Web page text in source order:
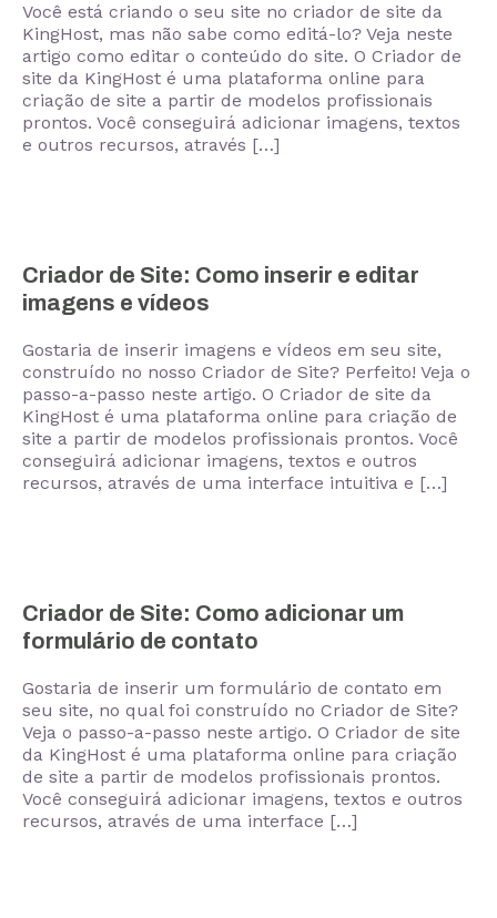
Você está criando o seu site no criador de site da
KingHost, mas não sabe como editá-lo? Veja neste
artigo como editar o conteúdo do site. O Criador de
site da KingHost é uma plataforma online para
criação de site a partir de modelos profissionais
prontos. Você conseguirá adicionar imagens, textos
e outros recursos, através […]
Criador de Site: Como inserir e editar
imagens e vídeos
Gostaria de inserir imagens e vídeos em seu site,
construído no nosso Criador de Site? Perfeito! Veja o
passo-a-passo neste artigo. O Criador de site da
KingHost é uma plataforma online para criação de
site a partir de modelos profissionais prontos. Você
conseguirá adicionar imagens, textos e outros
recursos, através de uma interface intuitiva e […]
Criador de Site: Como adicionar um
formulário de contato
Gostaria de inserir um formulário de contato em
seu site, no qual foi construído no Criador de Site?
Veja o passo-a-passo neste artigo. O Criador de site
da KingHost é uma plataforma online para criação
de site a partir de modelos profissionais prontos.
Você conseguirá adicionar imagens, textos e outros
recursos, através de uma interface […]